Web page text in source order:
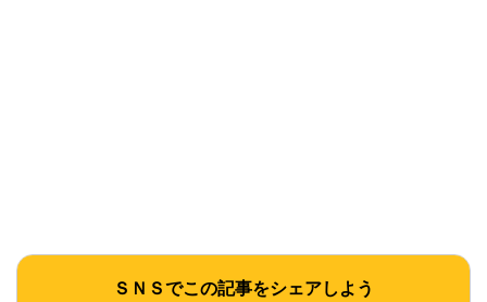
ＳＮＳでこの記事をシェアしよう